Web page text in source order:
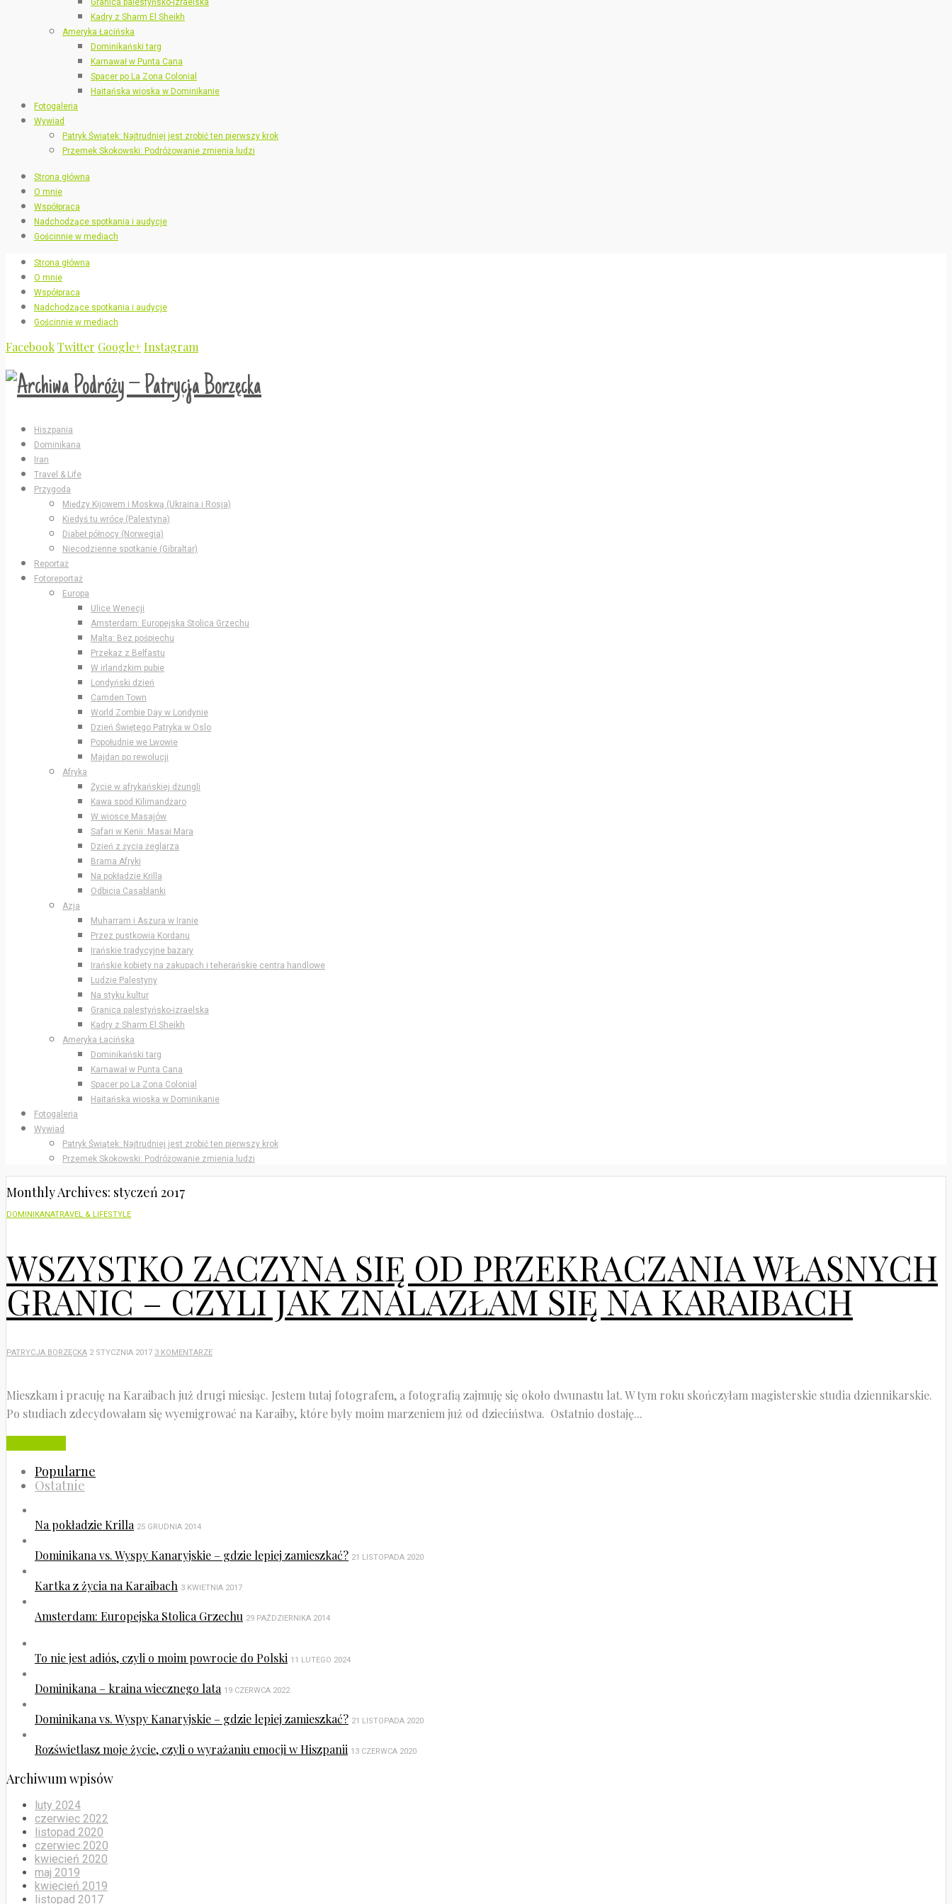
Kadry z Sharm El Sheikh
Ameryka Łacińska
Dominikański targ
Karnawał w Punta Cana
Spacer po La Zona Colonial
Haitańska wioska w Dominikanie
Fotogaleria
Wywiad
Patryk Świątek: Najtrudniej jest zrobić ten pierwszy krok
Przemek Skokowski: Podróżowanie zmienia ludzi
Strona główna
O mnie
Współpraca
Nadchodzące spotkania i audycje
Gościnnie w mediach
Strona główna
O mnie
Współpraca
Nadchodzące spotkania i audycje
Gościnnie w mediach
FacebookTwitter Google+Instagram
Hiszpania
Dominikana
Iran
Travel & Life
Przygoda
Między Kijowem i Moskwą (Ukraina i Rosja)
Kiedyś tu wrócę (Palestyna)
Diabeł północy (Norwegia)
Niecodzienne spotkanie (Gibraltar)
Reportaż
Fotoreportaż
Europa
Ulice Wenecji
Amsterdam: Europejska Stolica Grzechu
Malta: Bez pośpiechu
Przekaz z Belfastu
W irlandzkim pubie
Londyński dzień
Camden Town
World Zombie Day w Londynie
Dzień Świętego Patryka w Oslo
Popołudnie we Lwowie
Majdan po rewolucji
Afryka
Życie w afrykańskiej dżungli
Kawa spod Kilimandżaro
W wiosce Masajów
Safari w Kenii: Masai Mara
Dzień z życia żeglarza
Brama Afryki
Na pokładzie Krilla
Odbicia Casablanki
Azja
Muharram i Aszura w Iranie
Przez pustkowia Kordanu
Irańskie tradycyjne bazary
Irańskie kobiety na zakupach i teherańskie centra handlowe
Ludzie Palestyny
Na styku kultur
Granica palestyńsko-izraelska
Kadry z Sharm El Sheikh
Ameryka Łacińska
Dominikański targ
Karnawał w Punta Cana
Spacer po La Zona Colonial
Haitańska wioska w Dominikanie
Fotogaleria
Wywiad
Patryk Świątek: Najtrudniej jest zrobić ten pierwszy krok
Przemek Skokowski: Podróżowanie zmienia ludzi
Monthly Archives: styczeń 2017
DOMINIKANATRAVEL & LIFESTYLE
WSZYSTKO ZACZYNA SIĘ OD PRZEKRACZANIA WŁASNYCH
GRANIC – CZYLI JAK ZNALAZŁAM SIĘ NA KARAIBACH
PATRYCJA BORZĘCKA 2 STYCZNIA 2017 3 KOMENTARZE
Mieszkam i pracuję na Karaibach już drugi miesiąc. Jestem tutaj fotografem, a fotografią zajmuję się około dwunastu lat. W tym roku skończyłam magisterskie studia dziennikarskie.
Po studiach zdecydowałam się wyemigrować na Karaiby, które były moim marzeniem już od dzieciństwa. Ostatnio dostaję...
Popularne
Ostatnie
Na pokładzie Krilla 25 GRUDNIA 2014
Dominikana vs. Wyspy Kanaryjskie – gdzie lepiej zamieszkać? 21 LISTOPADA 2020
Kartka z życia na Karaibach 3 KWIETNIA 2017
Amsterdam: Europejska Stolica Grzechu 29 PAŹDZIERNIKA 2014
To nie jest adiós, czyli o moim powrocie do Polski 11 LUTEGO 2024
Dominikana – kraina wiecznego lata 19 CZERWCA 2022
Dominikana vs. Wyspy Kanaryjskie – gdzie lepiej zamieszkać? 21 LISTOPADA 2020
Rozświetlasz moje życie, czyli o wyrażaniu emocji w Hiszpanii 13 CZERWCA 2020
Archiwum wpisów
luty 2024
czerwiec 2022
listopad 2020
czerwiec 2020
kwiecień 2020
maj 2019
kwiecień 2019
listopad 2017